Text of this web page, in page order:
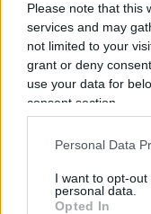
Please note that this
services and may
not limited to your
grant or deny
use your data for
consent section.
Personal Data
I want to opt-
personal data.
Opted In
Da un punto di
aggiunto che in
certezze su quali
probabilmente
adotteranno le
energetica. Ma
profundis